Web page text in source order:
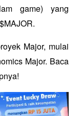
game) yang
Major, mulai
Major. Baca